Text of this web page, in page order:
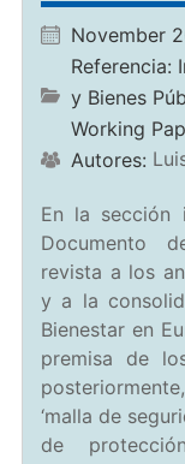
November
Referencia:
y Bienes
Working
Autores:
En la sección
Documento
revista a los
y a la
Bienestar en
premisa de
‘malla de
de